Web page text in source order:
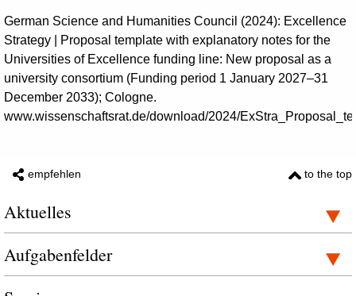
German Science and Humanities Council (2024): Excellence
Strategy | Proposal template with explanatory notes for the
Universities of Excellence funding line: New proposal as a
university consortium (Funding period 1 January 2027–31
December 2033); Cologne.
www.wissenschaftsrat.de/download/2024/
empfehlen to the top
Aktuelles
Aufgabenfelder